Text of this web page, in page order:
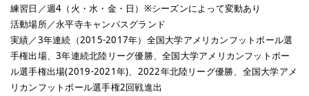
練習日／週4（火・水・金・日）※シーズンによって変動あり
活動場所／永平寺キャンパスグランド
実績／3年連続（2015-2017年）全国大学アメリカンフットボール選
手権出場、3年連続北陸リーグ優勝、全国大学アメリカンフットボー
ル選手権出場(2019‐2021年)、2022年北陸リーグ優勝、全国大学アメ
リカンフットボール選手権2回戦進出